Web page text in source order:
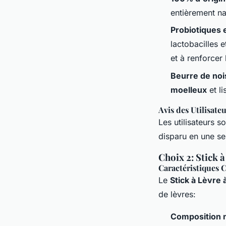
entièrement
Probiotiques
lactobacilles
et à renforcer
Beurre de
moelleux et
Avis des
Les utilisateurs
disparu en une
Choix 2: Stick
Caractéristiques
Le Stick à Lèvre
de lèvres:
Composition